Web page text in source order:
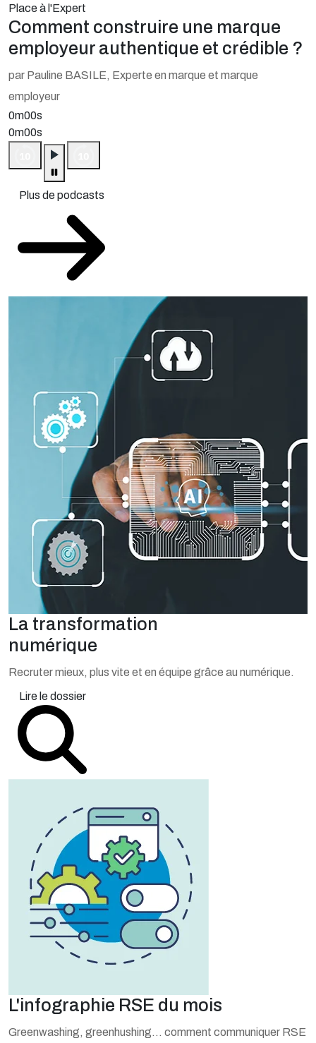
Place à l'Expert
Comment construire une marque
employeur authentique et crédible ?
par Pauline BASILE, Experte en marque et marque
employeur
0m00s
0m00s
Plus de podcasts
La transformation
numérique
Recruter mieux, plus vite et en équipe grâce au numérique.
Lire le dossier
L'infographie RSE du mois
Greenwashing, greenhushing… comment communiquer RSE